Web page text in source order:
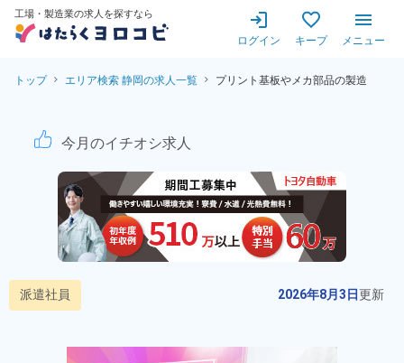
工場・製造業の求人を探すなら
ログイン キープ メニュー
トップ エリア検索 静岡の求人一覧 プリント基板やメカ部品の製造
プリント基板やメカ部品の
今月のイチオシ求人
派遣社員 2026年8月3日更新